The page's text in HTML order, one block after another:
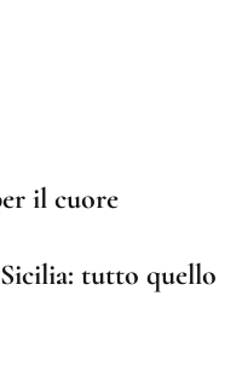
il cuore
tutto quello